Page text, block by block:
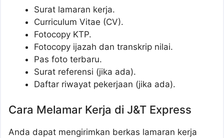
Surat lamaran kerja.
Curriculum Vitae (CV).
Fotocopy KTP.
Fotocopy ijazah dan transkrip nilai.
Pas foto terbaru.
Surat referensi (jika ada).
Daftar riwayat pekerjaan (jika ada).
Cara Melamar Kerja di J&T Express
Anda dapat mengirimkan berkas lamaran kerja